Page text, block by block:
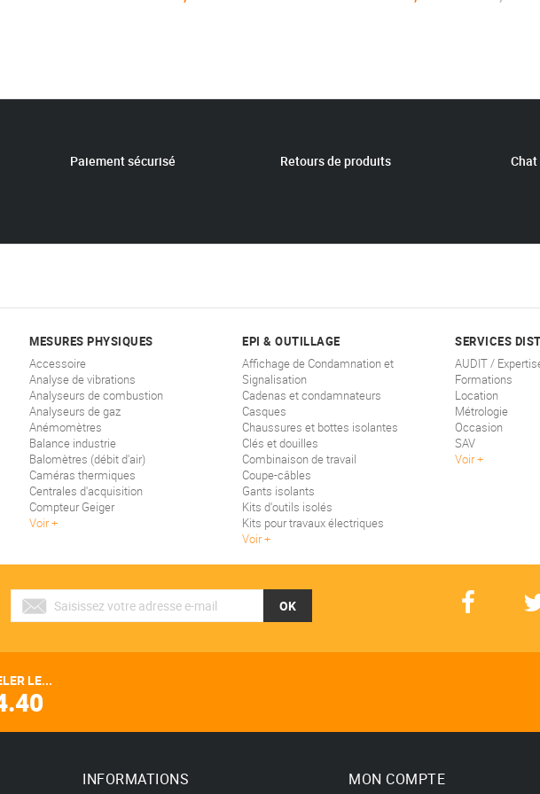
Paiement sécurisé Retours de produits
MESURES PHYSIQUES
Accessoire
Analyse de vibrations
Analyseurs de combustion
Analyseurs de gaz
Anémomètres
Balance industrie
Balomètres (débit d'air)
Caméras thermiques
Centrales d'acquisition
Compteur Geiger
Voir
EPI & OUTILLAGE
Affichage de Condamnation et
Signalisation
Cadenas et condamnateurs
Casques
Chaussures et bottes isolantes
Clés et douilles
Combinaison de travail
Coupe-câbles
Gants isolants
Kits d'outils isolés
Kits pour travaux électriques
Voir
SERVICES
AUDIT /
Formations
Location
Métrologie
Occasion
SAV
Voir
OK
LE...
INFORMATIONS MON COMPTE